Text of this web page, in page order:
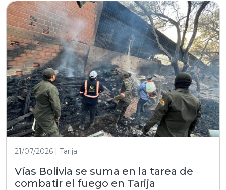
21/07/2026 | Tarija
Vías Bolivia se suma en la tarea de
combatir el fuego en Tarija